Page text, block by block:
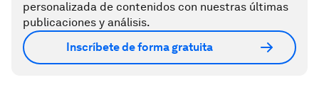
personalizada de contenidos con nuestras últimas
publicaciones y análisis.
Inscríbete de forma gratuita